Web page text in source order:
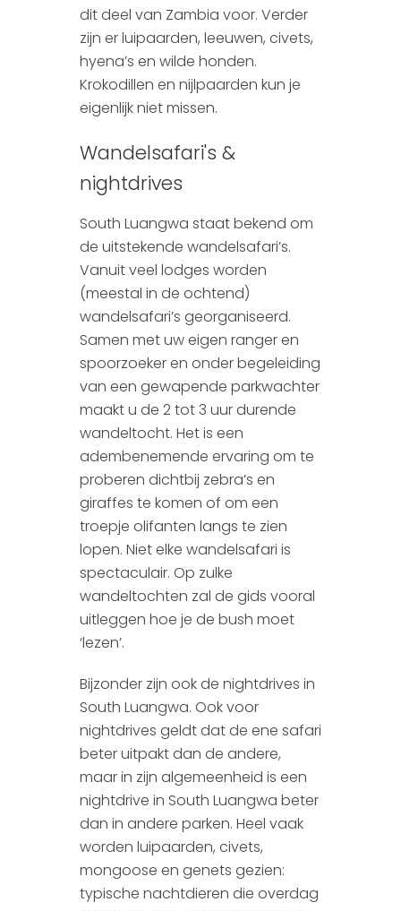
dit deel van Zambia voor. Verder
zijn er luipaarden, leeuwen, civets,
hyena’s en wilde honden.
Krokodillen en nijlpaarden kun je
eigenlijk niet missen.
Wandelsafari's &
nightdrives
South Luangwa staat bekend om
de uitstekende wandelsafari’s.
Vanuit veel lodges worden
(meestal in de ochtend)
wandelsafari’s georganiseerd.
Samen met uw eigen ranger en
spoorzoeker en onder begeleiding
van een gewapende parkwachter
maakt u de 2 tot 3 uur durende
wandeltocht. Het is een
adembenemende ervaring om te
proberen dichtbij zebra’s en
giraffes te komen of om een
troepje olifanten langs te zien
lopen. Niet elke wandelsafari is
spectaculair. Op zulke
wandeltochten zal de gids vooral
uitleggen hoe je de bush moet
‘lezen’.
Bijzonder zijn ook de nightdrives in
South Luangwa. Ook voor
nightdrives geldt dat de ene safari
beter uitpakt dan de andere,
maar in zijn algemeenheid is een
nightdrive in South Luangwa beter
dan in andere parken. Heel vaak
worden luipaarden, civets,
mongoose en genets gezien:
typische nachtdieren die overdag